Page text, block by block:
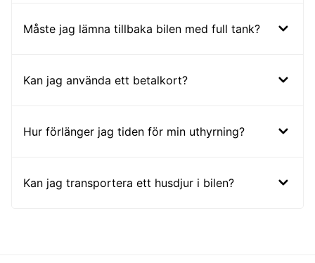
Måste jag lämna tillbaka bilen med full tank?
Kan jag använda ett betalkort?
Hur förlänger jag tiden för min uthyrning?
Kan jag transportera ett husdjur i bilen?